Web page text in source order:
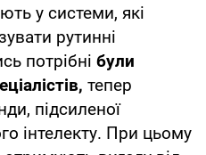
у системи, які
рутинні
потрібні були
тепер
підсиленої
інтелекту. При цьому